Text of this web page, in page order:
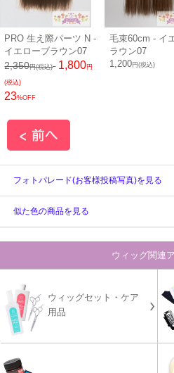
PRO 生え際パーツ N -
イエローブラウン07
2,350円(税込) 1,800円
(税込)
23%OFF
毛束60cm - イ
ラウン07
1,200円(税込)
フォトパレード(お客様投稿写真)を見る
似た色の商品を見る
ウィッグ関連
ウィッグセット・ケア
用品